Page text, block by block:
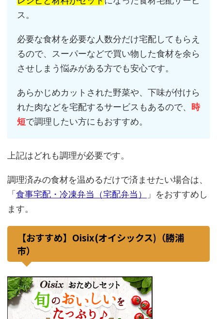
ス。
必要な食材を必要な人数分だけ宅配してもらえ
るので、スーパーなどで買い物した食材を余ら
させしまう悩みがある方でも安心です。
あらかじめカットされた野菜や、下味が付けら
れた肉などを宅配するサービスもあるので、
時
短で調理したい方にもおすすめ。
上記はどれも調理が必要です。
調理済みの食材を温めるだけで済ませたい場合は、
「 食事宅配・冷凍弁当（宅配弁当）
」をおすすめし
ます。
【おすすめ】Oisix(オイシックス)（勝浦
市）